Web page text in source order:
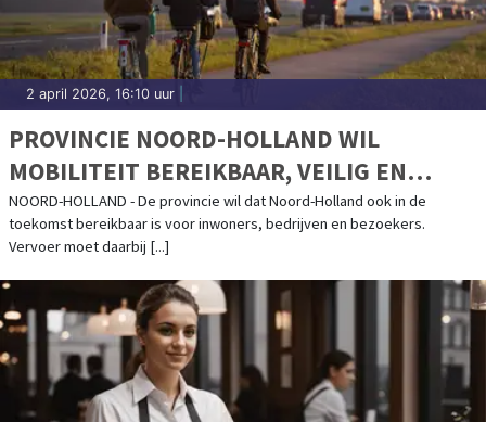
2 april 2026, 16:10 uur
PROVINCIE NOORD-HOLLAND WIL
MOBILITEIT BEREIKBAAR, VEILIG EN
TOEGANKELIJK HOUDEN
NOORD-HOLLAND - De provincie wil dat Noord-Holland ook in de
toekomst bereikbaar is voor inwoners, bedrijven en bezoekers.
Vervoer moet daarbij [...]